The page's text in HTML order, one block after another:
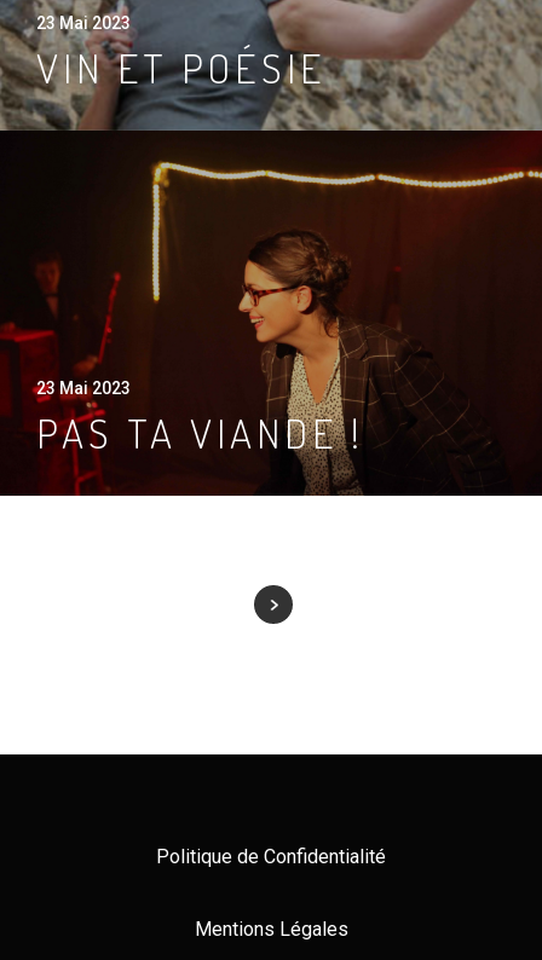
23 Mai 2023
VIN ET POÉSIE
23 Mai 2023
PAS TA VIANDE !
Politique de Confidentialité
Mentions Légales